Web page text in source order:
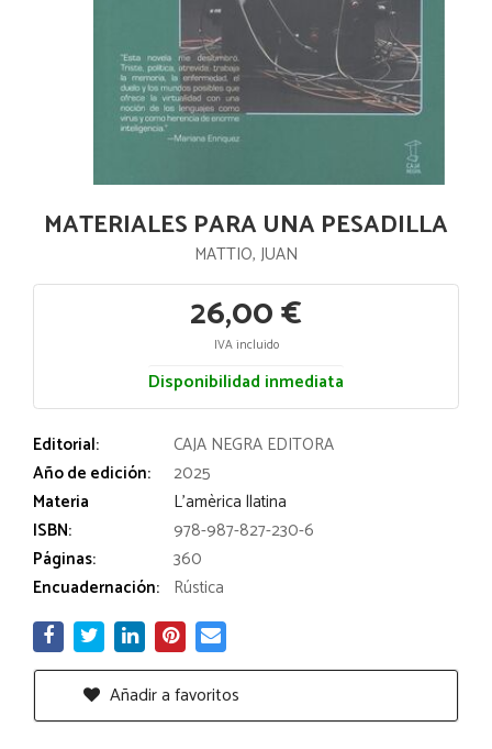
MATERIALES PARA UNA PESADILLA
MATTIO, JUAN
26,00 €
IVA incluido
Disponibilidad inmediata
Editorial:
CAJA NEGRA EDITORA
Año de edición:
2025
Materia
L'amèrica llatina
ISBN:
978-987-827-230-6
Páginas:
360
Encuadernación: Rústica
Añadir a favoritos